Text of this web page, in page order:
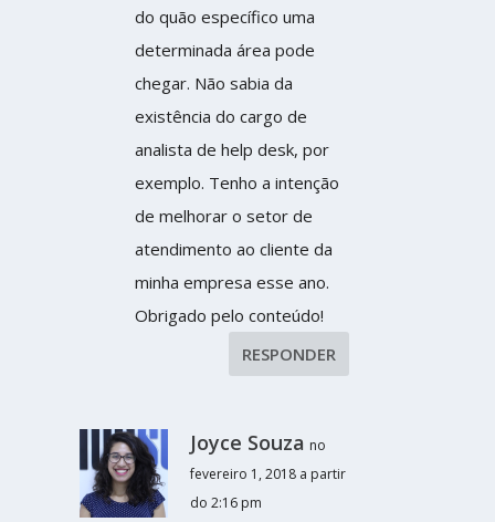
do quão específico uma
determinada área pode
chegar. Não sabia da
existência do cargo de
analista de help desk, por
exemplo. Tenho a intenção
de melhorar o setor de
atendimento ao cliente da
minha empresa esse ano.
Obrigado pelo conteúdo!
RESPONDER
Joyce Souza no
fevereiro 1, 2018 a partir
do 2:16 pm